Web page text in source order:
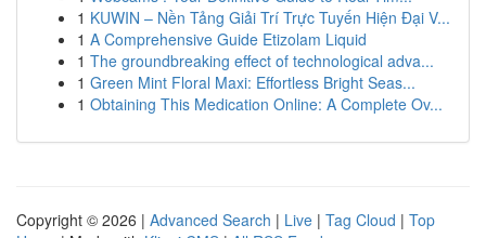
1 KUWIN – Nền Tảng Giải Trí Trực Tuyến Hiện Đại V...
1 A Comprehensive Guide Etizolam Liquid
1 The groundbreaking effect of technological adva...
1 Green Mint Floral Maxi: Effortless Bright Seas...
1 Obtaining This Medication Online: A Complete Ov...
Copyright © 2026 | Advanced Search | Live | Tag Cloud | Top